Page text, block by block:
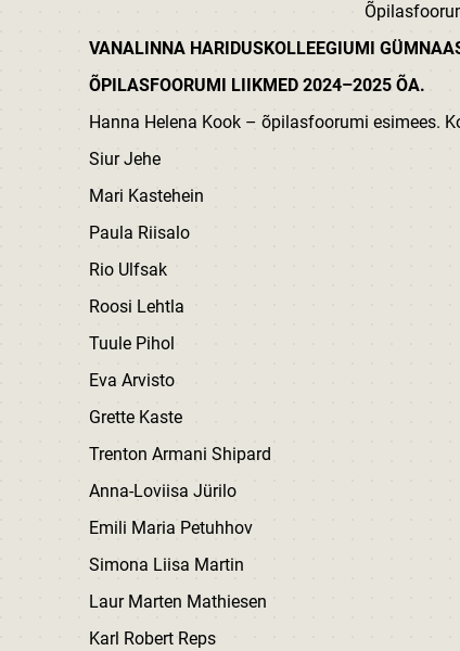
VANALINNA HARIDUSKOLLEEGIUMI
ÕPILASFOORUMI LIIKMED 2024–2025 ÕA.
Hanna Helena Kook – õpilasfoorumi esimees.
Siur Jehe
Mari Kastehein
Paula Riisalo
Rio Ulfsak
Roosi Lehtla
Tuule Pihol
Eva Arvisto
Grette Kaste
Trenton Armani Shipard
Anna-Loviisa Jürilo
Emili Maria Petuhhov
Simona Liisa Martin
Laur Marten Mathiesen
Karl Robert Reps